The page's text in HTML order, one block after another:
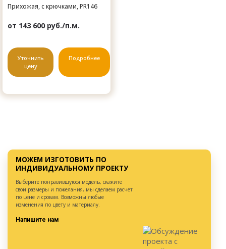
Прихожая, с крючками, PR146
от 143 600 руб./п.м.
Уточнить
цену
Подробнее
МОЖЕМ ИЗГОТОВИТЬ ПО
ИНДИВИДУАЛЬНОМУ ПРОЕКТУ
Выберите понравившуюся модель, скажите
свои размеры и пожелания, мы сделаем расчет
по цене и срокам. Возможны любые
изменения по цвету и материалу.
Напишите нам